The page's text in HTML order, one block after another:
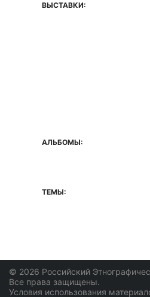
ВЫСТАВКИ:
АЛЬБОМЫ:
ТЕМЫ:
© 2026 Российский
Все права защищены.
Условия использования